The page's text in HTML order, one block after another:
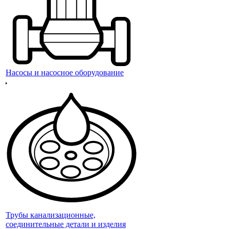
Насосы и насосное оборудование
Трубы канализационные,
соединительные детали и изделия